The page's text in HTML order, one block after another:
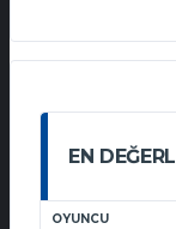
EN
OYUNCU